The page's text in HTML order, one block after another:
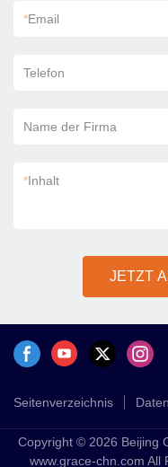
*Email
Telefon
Name der Firma
*Inhalt
JETZT
Seitenverzeichnis
Copyright © 2026 Beijing
www.grace-chn.com All